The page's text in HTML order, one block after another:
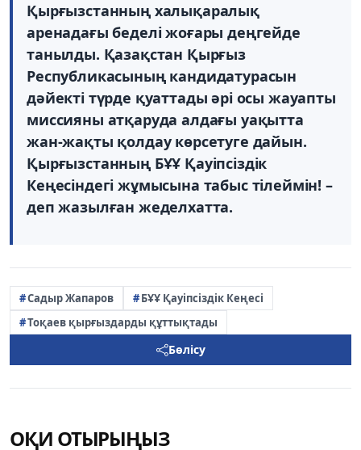
Қырғызстанның халықаралық
аренадағы беделі жоғары деңгейде
танылды. Қазақстан Қырғыз
Республикасының кандидатурасын
дәйекті түрде қуаттады әрі осы жауапты
миссияны атқаруда алдағы уақытта
жан-жақты қолдау көрсетуге дайын.
Қырғызстанның БҰҰ Қауіпсіздік
Кеңесіндегі жұмысына табыс тілеймін! –
деп жазылған жеделхатта.
Садыр Жапаров
БҰҰ Қауіпсіздік Кеңесі
Тоқаев қырғыздарды құттықтады
Бөлісу
ОҚИ ОТЫРЫҢЫЗ